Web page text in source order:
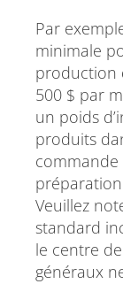
Par
minimale
production
500 $ par
un poids
produits
commande
Veuillez
standard
le centre
généraux